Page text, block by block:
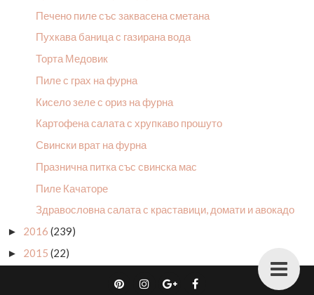
Печено пиле със заквасена сметана
Пухкава баница с газирана вода
Торта Медовик
Пиле с грах на фурна
Кисело зеле с ориз на фурна
Картофена салата с хрупкаво прошуто
Свински врат на фурна
Празнична питка със свинска мас
Пиле Качаторе
Здравословна салата с краставици, домати и авокадо
► 2016 (239)
► 2015 (22)